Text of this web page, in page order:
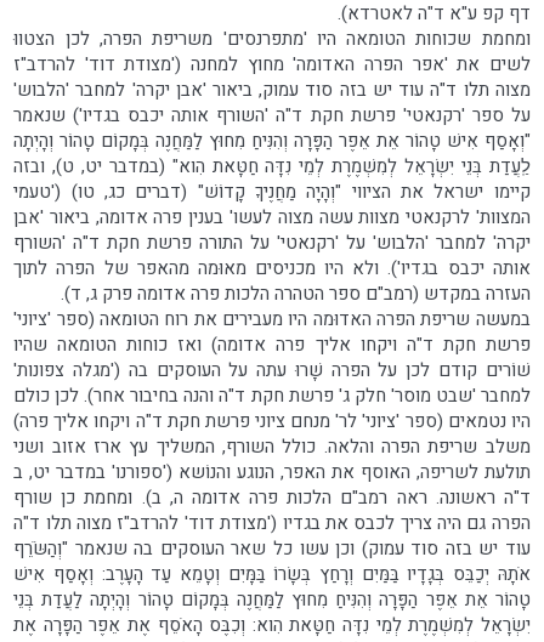
דף קפ ע"א ד"ה לאטרדא).
ומחמת שכוחות הטומאה היו 'מתפרנסים' משריפת הפרה, לכן הצטווּ
לשים את 'אפר הפרה האדומה' מחוץ למחנה ('מצודת דוד' להרדב"ז
מצוה תלו ד"ה עוד יש בזה סוד עמוק, ביאור 'אבן יקרה' למחבר 'הלבוש'
על ספר 'רקנאטי' פרשת חקת ד"ה 'השורף אותה יכבס בגדיו') שנאמר
"וְאָסַף אִישׁ טָהוֹר אֵת אֵפֶר הַפָּרָה וְהִנִּיחַ מִחוּץ לַמַּחֲנֶה בְּמָקוֹם טָהוֹר וְהָיְתָה
לַֽעֲדַת בְּנֵי יִשְׂרָאֵל לְמִשְׁמֶרֶת לְמֵי נִדָּה חַטָּאת הִוא" (במדבר יט, ט), ובזה
קיימו ישראל את הציווי "וְהָיָה מַחֲנֶיךָ קָדוֹשׁ" (דברים כג, טו) ('טעמי
המצוות' לרקנאטי מצוות עשה מצוה לעשו' בענין פרה אדומה, ביאור 'אבן
יקרה' למחבר 'הלבוש' על 'רקנאטי' על התורה פרשת חקת ד"ה 'השורף
אותה יכבס בגדיו'). ולא היו מכניסים מאוּמה מהאפר של הפרה לתוך
העזרה במקדש (רמב"ם ספר הטהרה הלכות פרה אדומה פרק ג, ד).
במעשה שריפת הפרה האדוּמה היו מעבירים את רוח הטומאה (ספר 'ציוני'
פרשת חקת ד"ה ויקחו אליך פרה אדומה) ואז כוחות הטומאה שהיו
שׁוֹרים קודם לכן על הפרה שָׁרוּ עתה על העוסקים בה ('מגלה צפונות'
למחבר 'שבט מוסר' חלק ג' פרשת חקת ד"ה והנה בחיבור אחר). לכן כולם
היו נטמאים (ספר 'ציוני' לר' מנחם ציוני פרשת חקת ד"ה ויקחו אליך פרה)
משלב שריפת הפרה והלאה. כולל השורף, המשליך עץ ארז אזוב ושני
תולעת לשריפה, האוסף את האפר, הנוגע והנוֹשא ('ספורנו' במדבר יט, ב
ד"ה ראשונה. ראה רמב"ם הלכות פרה אדומה ה, ב). ומחמת כן שורף
הפרה גם היה צריך לכבס את בגדיו ('מצודת דוד' להרדב"ז מצוה תלו ד"ה
עוד יש בזה סוד עמוק) וכן עשו כל שאר העוסקים בה שנאמר "וְהַשֹּׂרֵף
אֹתָהּ יְכַבֵּס בְּגָדָיו בַּמַּיִם וְרָחַץ בְּשָׂרוֹ בַּמָּיִם וְטָמֵא עַד הָעָרֶב: וְאָסַף אִישׁ
טָהוֹר אֵת אֵפֶר הַפָּרָה וְהִנִּיחַ מִחוּץ לַמַּחֲנֶה בְּמָקוֹם טָהוֹר וְהָיְתָה לַעֲדַת בְּנֵי
יִשְׂרָאֵל לְמִשְׁמֶרֶת לְמֵי נִדָּה חַטָּאת הִוא: וְכִבֶּס הָאֹסֵף אֶת אֵפֶר הַפָּרָה אֶת